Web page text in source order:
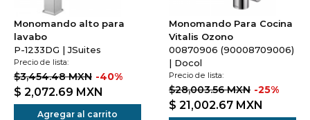
Monomando alto para
lavabo
P-1233DG | JSuites
Precio de lista:
$3,454.48 MXN -40%
$ 2,072.69 MXN
Agregar al carrito
Monomando Para Cocina
Vitalis Ozono
00870906 (90008709006)
| Docol
Precio de lista:
$28,003.56 MXN -25%
$ 21,002.67 MXN